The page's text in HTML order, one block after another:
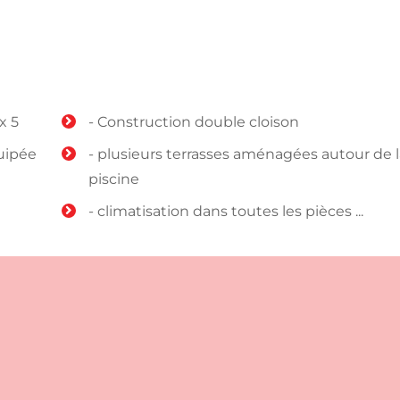
5
- Construction double cloison
- plusieurs terrasses aménagées autour de
piscine
- climatisation dans toutes les pièces ...